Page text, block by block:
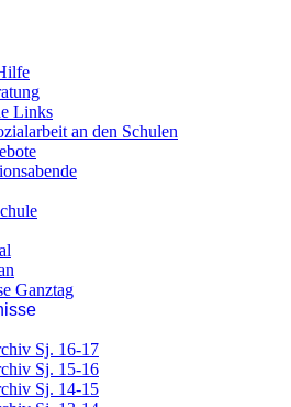
Links
an den Schulen
Ganztag
Sj. 16-17
Sj. 15-16
Sj. 14-15